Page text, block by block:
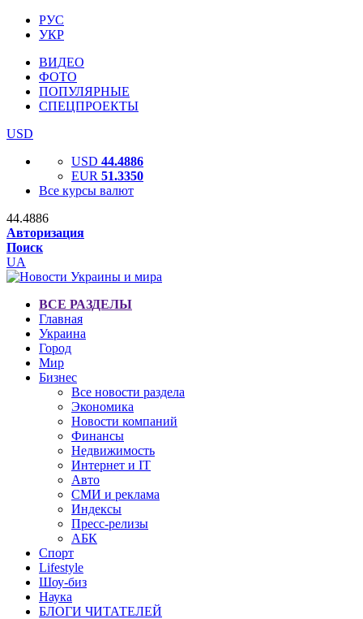
РУС
УКР
ВИДЕО
ФОТО
ПОПУЛЯРНЫЕ
СПЕЦПРОЕКТЫ
USD
USD 44.4886
EUR 51.3350
Все курсы валют
44.4886
Авторизация
Поиск
UA
ВСЕ РАЗДЕЛЫ
Главная
Украина
Город
Мир
Бизнес
Все новости раздела
Экономика
Новости компаний
Финансы
Недвижимость
Интернет и IT
Авто
СМИ и реклама
Индексы
Пресс-релизы
АБК
Спорт
Lifestyle
Шоу-биз
Наука
БЛОГИ ЧИТАТЕЛЕЙ